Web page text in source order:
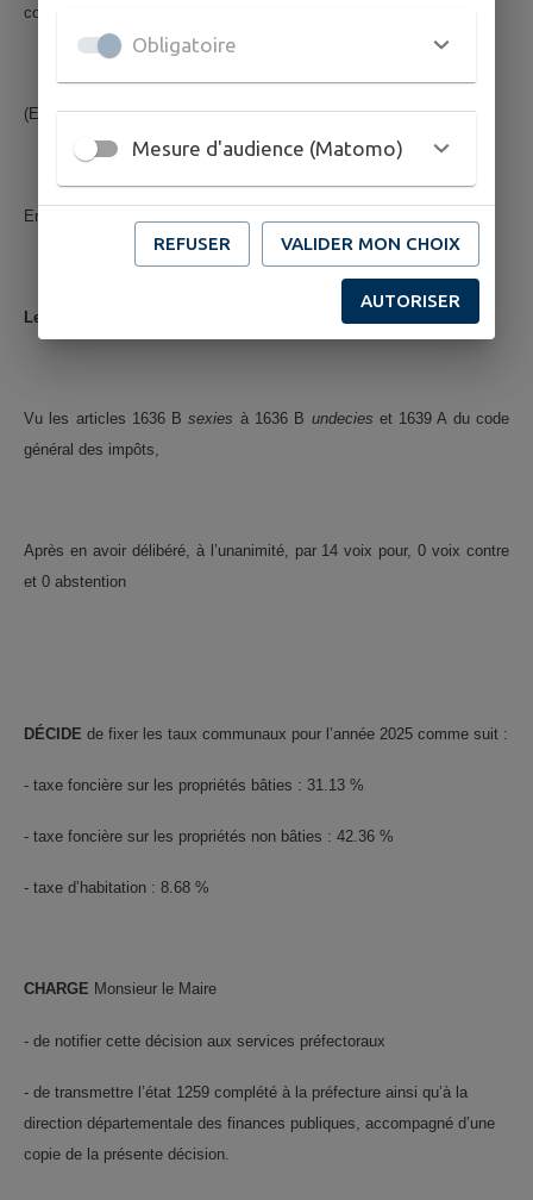
compensatrices et mécanismes d’équilibre des réformes fiscales.
(Exposé des motifs conduisant à la proposition)
En conséquence, Monsieur le Maire propose de maintenir les taux
Le Conseil municipal,
Vu les articles 1636 Bsexies à 1636 B undecies et 1639 A du code
général des impôts,
Après en avoir délibéré, à l’unanimité, par 14 voix pour, 0 voix contre
et 0 abstention
DÉCIDE de fixer les taux communaux pour l’année 2025 comme suit :
- taxe foncière sur les propriétés bâties : 31.13 %
- taxe foncière sur les propriétés non bâties : 42.36 %
- taxe d’habitation : 8.68 %
CHARGE Monsieur le Maire
- de notifier cette décision aux services préfectoraux
- de transmettre l’état 1259 complété à la préfecture ainsi qu’à la
direction départementale des finances publiques, accompagné d’une
copie de la présente décision.
Obligatoire
Mesure d'audience (Matomo)
REFUSER VALIDER MON CHOIX
AUTORISER